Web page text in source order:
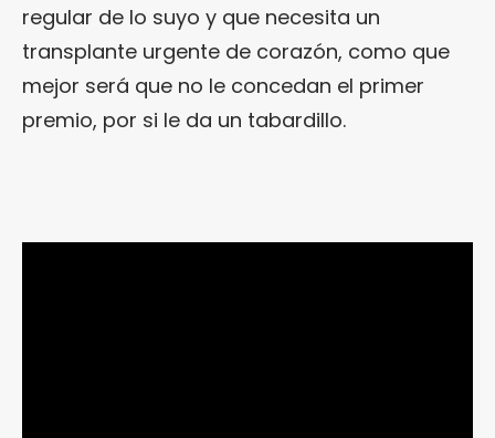
regular de lo suyo y que necesita un
transplante urgente de corazón, como que
mejor será que no le concedan el primer
premio, por si le da un tabardillo.